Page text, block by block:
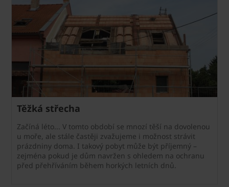
Těžká střecha
Začíná léto... V tomto období se mnozí těší na dovolenou
u moře, ale stále častěji zvažujeme i možnost strávit
prázdniny doma. I takový pobyt může být příjemný –
zejména pokud je dům navržen s ohledem na ochranu
před přehříváním během horkých letních dnů.